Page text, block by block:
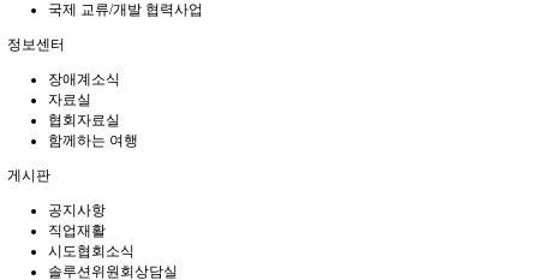
국제 교류/개발 협력사업
정보센터
장애계소식
자료실
협회자료실
함께하는 여행
게시판
공지사항
직업재활
시도협회소식
솔루션위원회상담실